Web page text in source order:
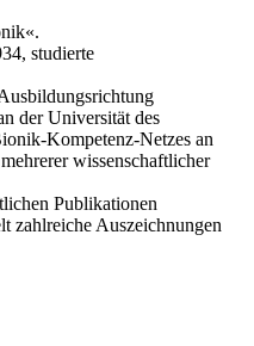
studierte
der Universität des
Kompetenz-Netzes an
wissenschaftlicher
Publikationen
zahlreiche Auszeichnungen